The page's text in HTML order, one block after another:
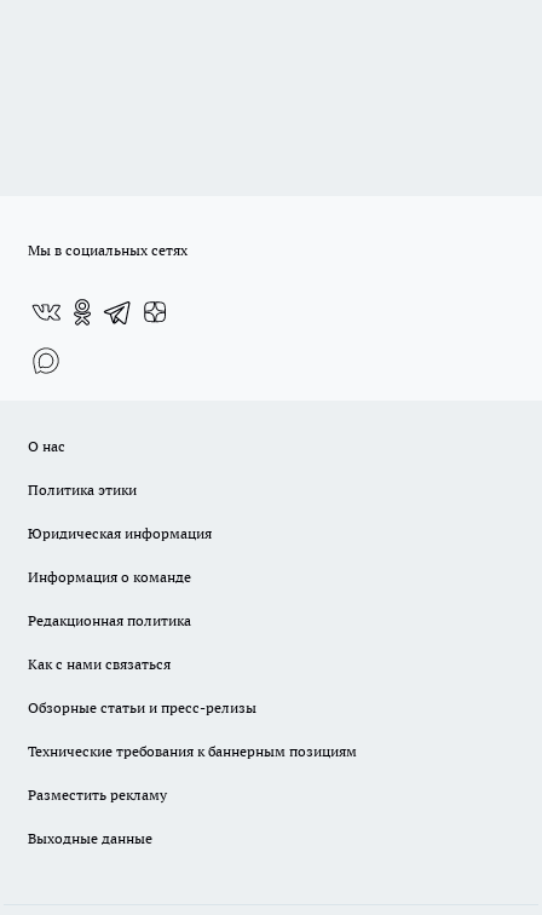
Мы в социальных сетях
О нас
Политика этики
Юридическая информация
Информация о команде
Редакционная политика
Как с нами связаться
Обзорные статьи и пресс-релизы
Технические требования к баннерным позициям
Разместить рекламу
Выходные данные